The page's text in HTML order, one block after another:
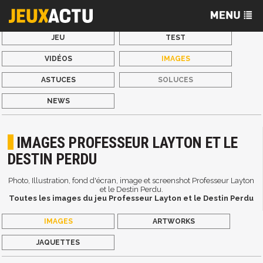
JEU TEST
VIDÉOS IMAGES
ASTUCES SOLUCES
NEWS
IMAGES PROFESSEUR LAYTON ET LE
DESTIN PERDU
Photo, Illustration, fond d'écran, image et screenshot Professeur Layton
et le Destin Perdu.
Toutes les images du jeu Professeur Layton et le Destin Perdu
IMAGES ARTWORKS
JAQUETTES